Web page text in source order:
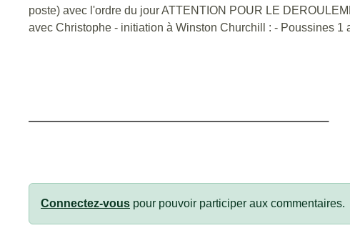
poste) avec l'ordre du jour ATTENTION POUR LE
avec Christophe - initiation à Winston Churchill : - Poussines
Connectez-vous pour pouvoir participer aux commentaires.